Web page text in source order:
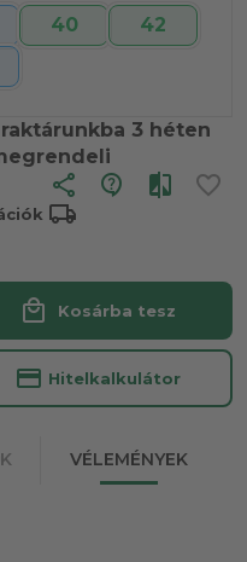
40
42
3 héten
share
local_shipping
local_mall Kosárba tesz
credit_card Hitelkalkulátor
VÉLEMÉNYEK